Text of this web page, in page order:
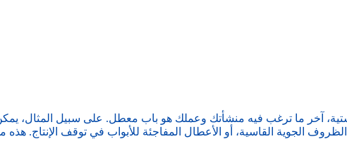
آخر ما ترغب فيه منشأتك وعملك هو باب معطل. على سبيل المثال،
الجوية القاسية، أو الأعطال المفاجئة للأبواب في توقف الإنتاج. هذه